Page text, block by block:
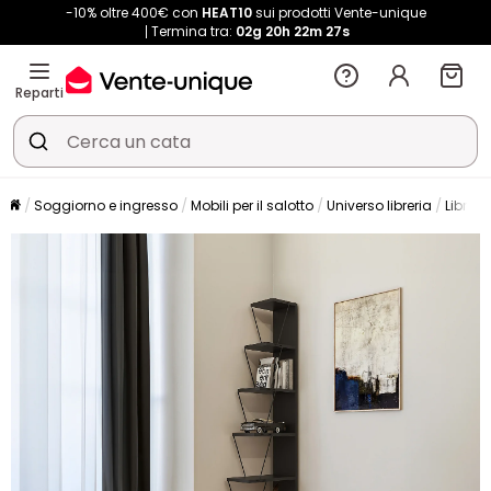
-10% oltre 400€ con HEAT10sui prodotti Vente-unique
Termina tra: 02g 20h 22m 27s
Reparti
Soggiorno e ingresso Mobili per il salotto Universo libreria Libreria